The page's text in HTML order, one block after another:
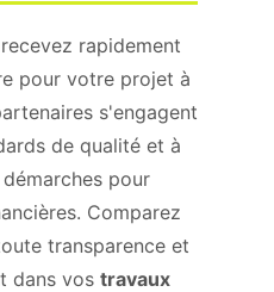
rapidement
pour votre projet à
s'engagent
de qualité et à
pour
Comparez
transparence et
dans vos travaux